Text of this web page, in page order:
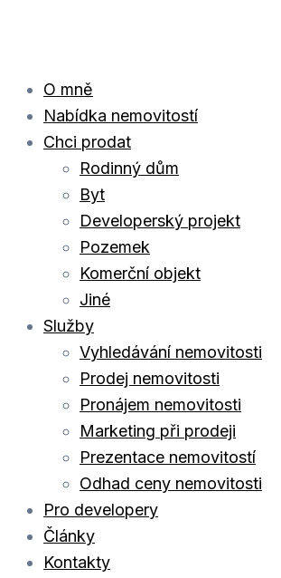
O mně
Nabídka nemovitostí
Chci prodat
Rodinný dům
Byt
Developerský projekt
Pozemek
Komerční objekt
Jiné
Služby
Vyhledávání nemovitosti
Prodej nemovitosti
Pronájem nemovitosti
Marketing při prodeji
Prezentace nemovitostí
Odhad ceny nemovitosti
Pro developery
Články
Kontakty